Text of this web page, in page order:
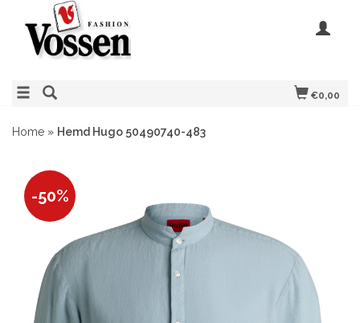
€0,00
Home » Hemd Hugo 50490740-483
-50%